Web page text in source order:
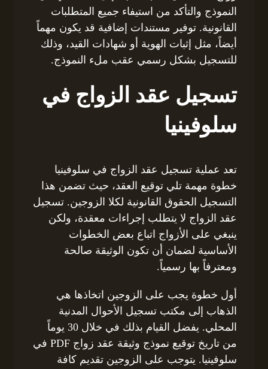
النموذج والتأكد من استيفاء جميع المتطلبات
القانونية. توفير مستندات إضافية قد يكون مهماً
أيضاً، مثل إثبات الهوية أو شهادات القيد، وذلك
للتسجيل بشكل رسمي عقب ملء النموذج.
تسجيل عقد الزواج في
سلوفينيا
تعد عملية تسجيل عقد الزواج في سلوفينيا
خطوة مهمة تلي توقيع العقد، حيث تضمن هذا
التسجيل الحقوق القانونية لكلا الزوجين. تسجيل
عقد الزواج لا يتطلب إجراءات معقدة، ولكن
ينبغي على الأزواج اتباع بعض الخطوات
الأساسية لضمان أن تكون الوثيقة صالحة
ومعترفاً بها رسمياً.
أول خطوة يجب على الزوجين اتخاذها هي
الذهاب إلى مكتب تسجيل الأحوال المدنية
المحلي. يفضل القيام بذلك في خلال 30 يوماً
من تاريخ توقيع نموذج وثيقة عقد زواج PDF في
سلوفينيا. يتوجب على الزوجين تقديم كافة